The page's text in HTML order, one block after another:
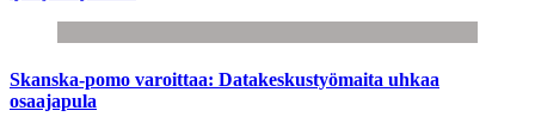
Skanska-pomo varoittaa: Datakeskustyömaita uhkaa
osaajapula